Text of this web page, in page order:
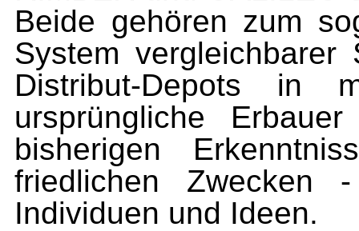
Beide gehören zum
System
Distribut-Depots in
ursprüngliche
bisherigen
friedlichen Zwecken
Individuen und Ideen.